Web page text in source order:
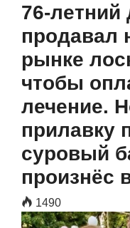
76-летний
продавал
рынке
чтобы
лечение.
прилавку
суровый
произнёс
1490